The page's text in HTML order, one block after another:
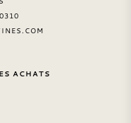
ACHATS